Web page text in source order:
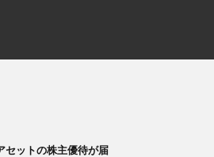
セットの株主優待が届